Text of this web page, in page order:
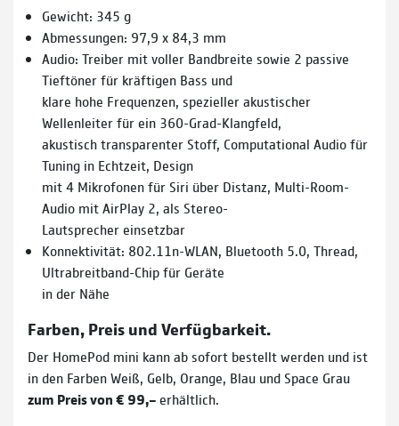
Gewicht: 345 g
Abmessungen: 97,9 x 84,3 mm
Audio: Treiber mit voller Bandbreite sowie 2 passive
Tieftöner für kräftigen Bass und
klare hohe Frequenzen, spezieller akustischer
Wellenleiter für ein 360-Grad-Klangfeld,
akustisch transparenter Stoff, Computational Audio für
Tuning in Echtzeit, Design
mit 4 Mikrofonen für Siri über Distanz, Multi-Room-
Audio mit AirPlay 2, als Stereo-
Lautsprecher einsetzbar
Konnektivität: 802.11n-WLAN, Bluetooth 5.0, Thread,
Ultrabreitband-Chip für Geräte
in der Nähe
Farben, Preis und Verfügbarkeit.
Der HomePod mini kann ab sofort bestellt werden und ist
in den Farben Weiß, Gelb, Orange, Blau und Space Grau
zum Preis von € 99,–erhältlich.